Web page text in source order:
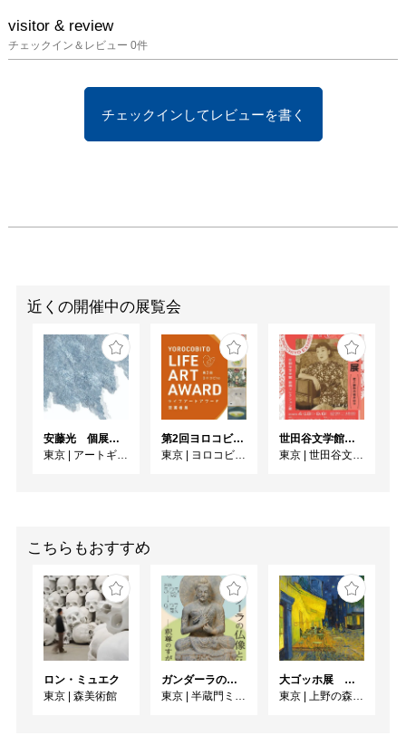
頭線 / 井の頭公園駅徒歩
1分
visitor & review
チェックイン＆レビュー 0件
チェックインしてレビューを書く
近くの開催中の展覧会
安藤光 個展『ドローイング細密画展2026』
東京
アートギャラリー絵の具箱
第2回ヨロコビtoライフアートアワード受賞者展
東京
ヨロコビtoギャラリー
世田谷文学館コレクション展 没後30年 宇野千代展
東京
世田谷文学館
こちらもおすすめ
ロン・ミュエク
東京
森美術館
ガンダーラの仏像と仏伝ー釈尊のすがたー
東京
半蔵門ミュージアム
大ゴッホ展 夜のカフェテラス
東京
上野の森美術館